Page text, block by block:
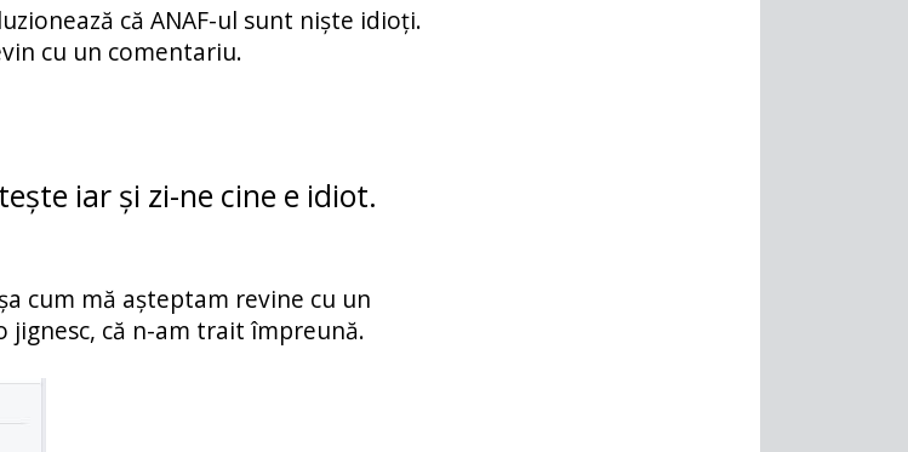
că ANAF-ul sunt niște idioți.
cu un comentariu.
iar și zi-ne cine e idiot.
cum mă așteptam revine cu un
jignesc, că n-am trait împreună.